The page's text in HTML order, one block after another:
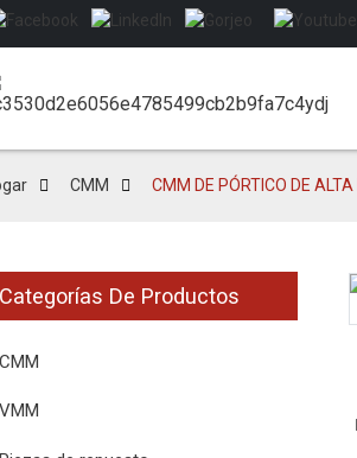
CMM CMM DE PÓRTICO DE
Categorías De Productos
CMM
VMM
Loading...
Loading...